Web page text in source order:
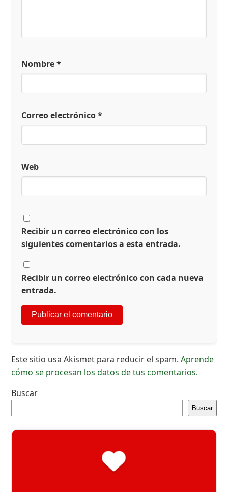
Nombre*
Correo electrónico*
Web
Recibir un correo electrónico con los
siguientes comentarios a esta entrada.
Recibir un correo electrónico con cada nueva
entrada.
Este sitio usa Akismet para reducir el spam.Aprende
cómo se procesan los datos de tus comentarios.
Buscar
Buscar